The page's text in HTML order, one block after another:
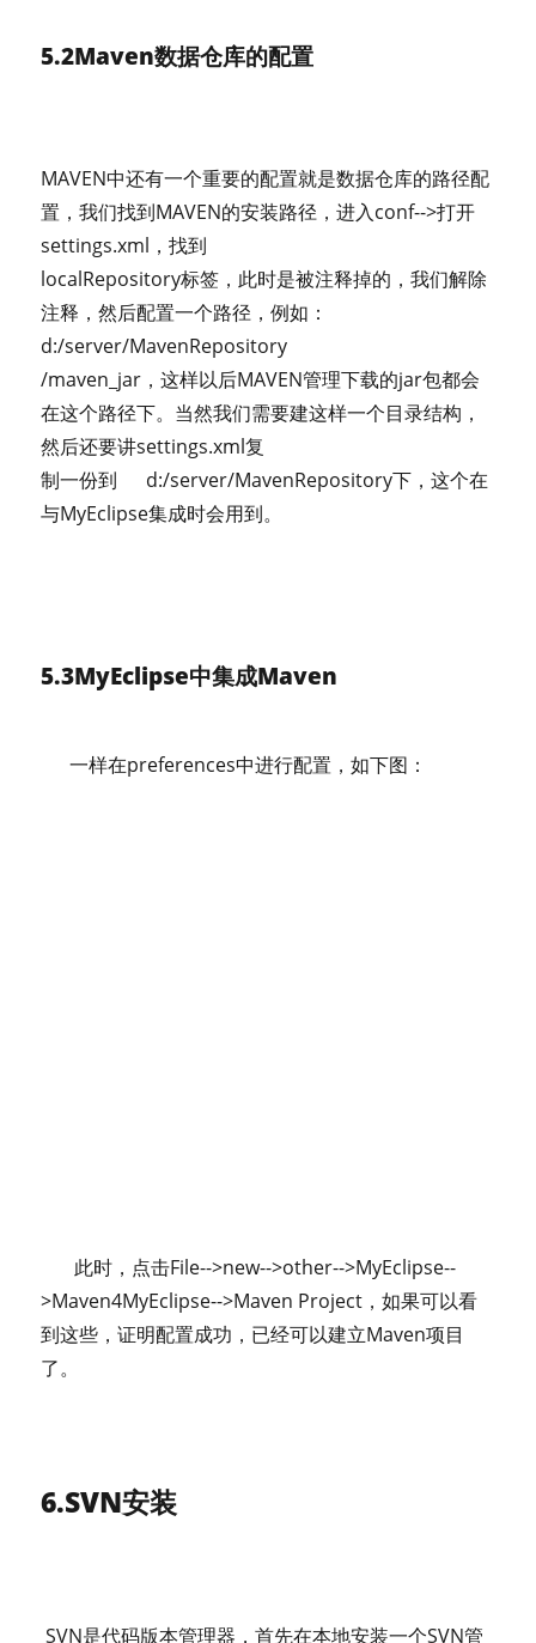
5.2Maven数据仓库的配置
MAVEN中还有一个重要的配置就是数据仓库的路径配
置，我们找到MAVEN的安装路径，进入conf-->打开
settings.xml，找到
localRepository标签，此时是被注释掉的，我们解除
注释，然后配置一个路径，例如：
d:/server/MavenRepository
/maven_jar，这样以后MAVEN管理下载的jar包都会
在这个路径下。当然我们需要建这样一个目录结构，
然后还要讲settings.xml复
制一份到 d:/server/MavenRepository下，这个在
与MyEclipse集成时会用到。
5.3MyEclipse中集成Maven
一样在preferences中进行配置，如下图：
此时，点击File-->new-->other-->MyEclipse--
>Maven4MyEclipse-->Maven Project，如果可以看
到这些，证明配置成功，已经可以建立Maven项目
了。
6.SVN安装
SVN是代码版本管理器，首先在本地安装一个SVN管